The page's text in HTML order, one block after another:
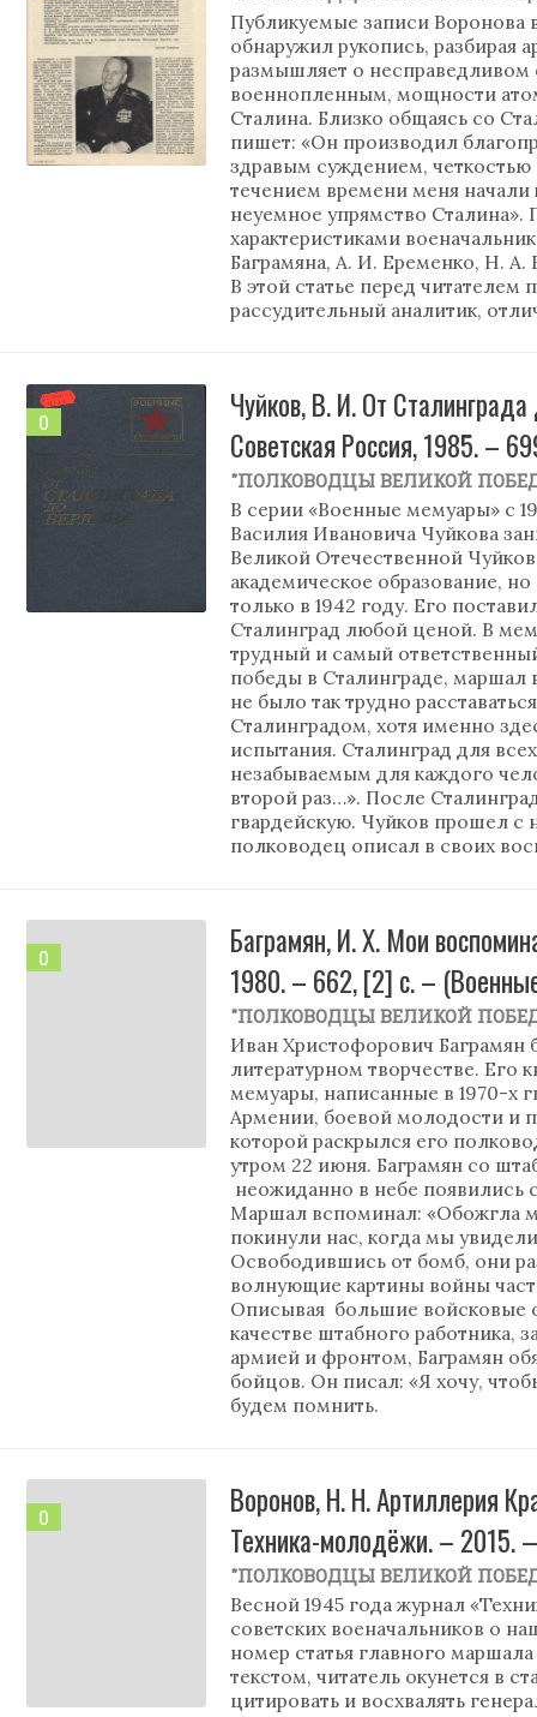
Публикуемые записи
обнаружил рукопись, разбирая
размышляет о
военнопленным, мощности
Сталина. Близко общаясь со
пишет: «Он производил
здравым суждением,
течением времени меня начали
неуемное упрямство Сталина».
характеристиками
Баграмяна, А. И. Еременко, Н.
В этой статье перед
рассудительный аналитик,
0
Чуйков, В. И. От
Советская Россия, 1985. –
"ПОЛКОВОДЦЫ ВЕЛИКОЙ
В серии «Военные мемуары» с
Василия Ивановича Чуйкова
Великой Отечественной
академическое образование,
только в 1942 году. Его
Сталинград любой ценой. В
трудный и самый
победы в Сталинграде, маршал
не было так трудно
Сталинградом, хотя именно
испытания. Сталинград для
незабываемым для каждого
второй раз…». После
гвардейскую. Чуйков прошел с
полководец описал в своих
0
Баграмян, И. Х. Мои
1980. – 662, [2] c. –
"ПОЛКОВОДЦЫ ВЕЛИКОЙ
Иван Христофорович Баграмян
литературном творчестве. Его
мемуары, написанные в 1970-х
Армении, боевой молодости и
которой раскрылся его
утром 22 июня. Баграмян со
неожиданно в небе появились
Маршал вспоминал: «Обожгла
покинули нас, когда мы
Освободившись от бомб, они
волнующие картины войны
Описывая большие войсковые
качестве штабного работника,
армией и фронтом, Баграмян
бойцов. Он писал: «Я хочу,
будем помнить.
0
Воронов, Н. Н. Артиллерия
Техника-молодёжи. –
"ПОЛКОВОДЦЫ ВЕЛИКОЙ
Весной 1945 года журнал
советских военачальников о
номер статья главного
текстом, читатель окунется в
цитировать и восхвалять